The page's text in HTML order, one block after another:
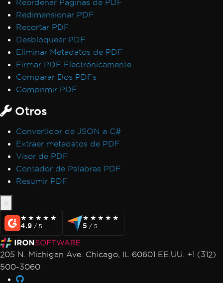
Caso no manejado para
AdaptiveRenderEngine
Configuración de la clave de licencia en
Web.config
No se puede conectar al servidor de
licencias
IronPDF LinxARM no puede asignar
memoria
Código gestionado después de destruir el
estado del hilo
Error de licencia de Linux/WSL
Win32Exception
Caracteres no ASCII en la ruta del archivo
InsertPdf con encabezados/pies de página
Fallo de ReadyToRun FailFast
Rendering & Layout
Reordenar Páginas de PDF
Redimensionar PDF
Recortar PDF
Desbloquear PDF
Eliminar Metadatos de PDF
Firmar PDF Electrónicamente
Comparar Dos PDFs
Comprimir PDF
Otros
Convertidor de JSON a C#
Extraer metadatos de PDF
Visor de PDF
Contador de Palabras PDF
Resumir PDF
★★★★★
★★★★★
4.9 / 5
★★★★★
★★★★★
5 / 5
205 N. Michigan Ave. Chicago, IL 60601 EE.UU. +1 (312)
500-3060